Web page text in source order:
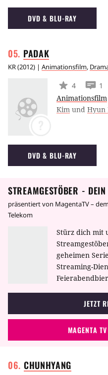
Sensation BTS
DVD & BLU-RAY
PADAK
KR(2012) | Animationsfilm,
4
1
Animationsfilm
Kim und Hyun
DVD & BLU-RAY
STREAMGESTÖBER -
präsentiert von MagentaTV –
Telekom
Stürz dich mit
geheimen
Streaming-
JETZT
MAGENTA
CHUNHYANG